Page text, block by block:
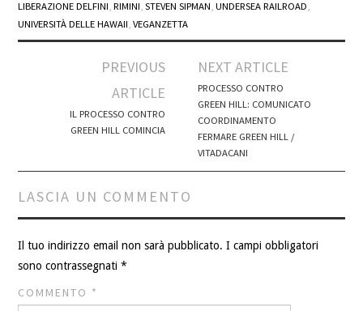
LIBERAZIONE DELFINI,RIMINI,STEVEN SIPMAN,UNDERSEA RAILROAD,
UNIVERSITÀ DELLE HAWAII,VEGANZETTA
PREVIOUS
ARTICLE
IL PROCESSO CONTRO
GREEN HILL COMINCIA
NEXT ARTICLE
PROCESSO CONTRO
GREEN HILL: COMUNICATO
COORDINAMENTO
FERMARE GREEN HILL /
VITADACANI
LASCIA UN COMMENTO
Il tuo indirizzo email non sarà pubblicato. I campi obbligatori
sono contrassegnati*
COMMENTO *